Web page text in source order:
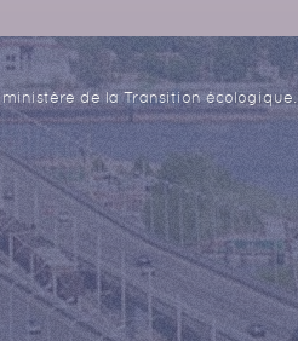
de la Transition écologique.